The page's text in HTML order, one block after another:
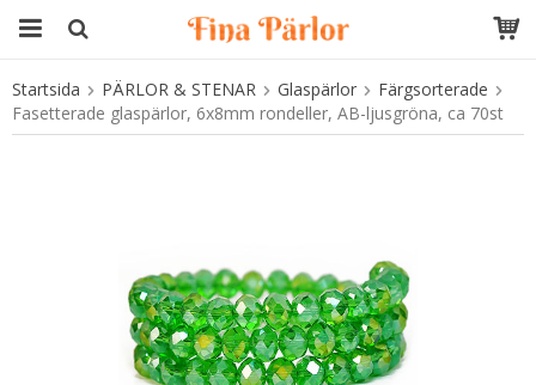
Produkten har blivit tillagd i varukorgen
Startsida PÄRLOR & STENAR Glaspärlor
Färgsorterade
Fasetterade glaspärlor, 6x8mm rondeller, AB-ljusgröna, ca 70st